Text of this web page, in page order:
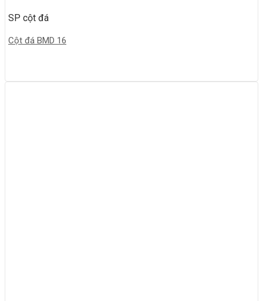
SP cột đá
Cột đá BMD 16